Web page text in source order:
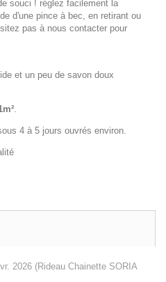
souci ! réglez facilement la
d'une pince à bec, en retirant ou
pas à nous contacter pour
et un peu de savon doux
4 à 5 jours ouvrés environ.
2026 (Rideau Chainette SORIA